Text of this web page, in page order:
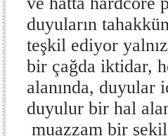
duyuların
teşkil ediyor
bir çağda iktidar,
alanında, duyular
duyulur bir hal
muazzam bir